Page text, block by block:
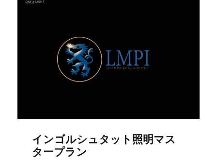
インゴルシュタット照明マ
スタープラン
インゴルシュタット照明マス
タープラン